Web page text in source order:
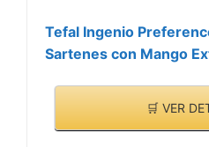
Tefal Ingenio
Sartenes con Mango
🛒 VER